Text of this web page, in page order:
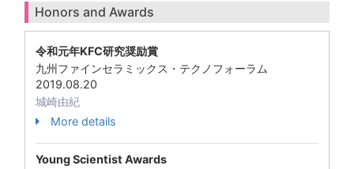
Honors and Awards
令和元年KFC研究奨励賞
九州ファインセラミックス・テクノフォーラム
2019.08.20
城崎由紀
More details
Young Scientist Awards